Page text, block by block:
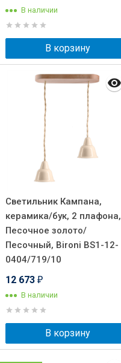
В наличии
В корзину
Светильник Кампана,
керамика/бук, 2 плафона,
Песочное золото/
Песочный, Bironi BS1-12-
0404/719/10
12 673 ₽
В наличии
В корзину